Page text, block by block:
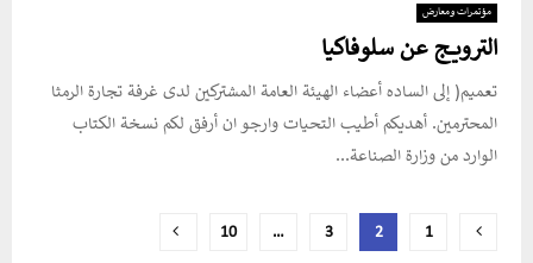
مؤتمرات ومعارض
الترويج عن سلوفاكيا
تعميم( إلى الساده أعضاء الهيئة العامة المشتركين لدى غرفة تجارة الرمثا
المحترمين. أهديكم أطيب التحيات وارجو ان أرفق لكم نسخة الكتاب
الوارد من وزارة الصناعة...
تعدد
1
2
3
…
10